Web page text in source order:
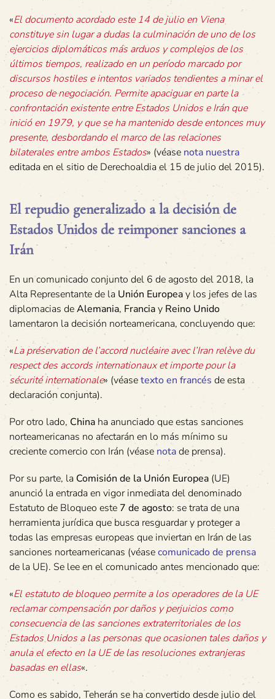
«El documento acordado este 14 de julio en Viena
constituye sin lugar a dudas la culminación de uno de los
ejercicios diplomáticos más arduos y complejos de los
últimos tiempos, realizado en un período marcado por
discursos hostiles e intentos variados tendientes a minar el
proceso de negociación. Permite apaciguar en parte la
confrontación existente entre Estados Unidos e Irán que
inició en 1979, y que se ha mantenido desde entonces muy
presente, desbordando el marco de las relaciones
bilaterales entre ambos Estados» (véase nota nuestra
editada en el sitio de Derechoaldia el 15 de julio del 2015).
El repudio generalizado a la decisión de
Estados Unidos de reimponer sanciones a
Irán
En un comunicado conjunto del 6 de agosto del 2018, la
Alta Representante de la Unión Europeay los jefes de las
diplomacias deAlemania, Franciay Reino Unido
lamentaron la decisión norteamericana, concluyendo que:
«La préservation de l’accord nucléaire avec l’Iran relève du
respect des accords internationaux et importe pour la
sécurité internationale» (véasetexto en francés de esta
declaración conjunta).
Por otro lado, China ha anunciado que estas sanciones
norteamericanas no afectarán en lo más mínimo su
creciente comercio con Irán (véase notade prensa).
Por su parte, la Comisión de la Unión Europea (UE)
anunció la entrada en vigor inmediata del denominado
Estatuto de Bloqueo este 7 de agosto: se trata de una
herramienta jurídica que busca resguardar y proteger a
todas las empresas europeas que inviertan en Irán de las
sanciones norteamericanas (véasecomunicado de prensa
de la UE). Se lee en el comunicado antes mencionado que:
«El estatuto de bloqueo permite a los operadores de la UE
reclamar compensación por daños y perjuicios como
consecuencia de las sanciones extraterritoriales de los
Estados Unidos a las personas que ocasionen tales daños y
anula el efecto en la UE de las resoluciones extranjeras
basadas en ellas«.
Como es sabido, Teherán se ha convertido desde julio del